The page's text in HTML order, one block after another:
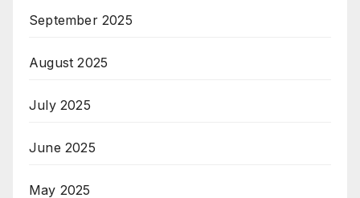
September 2025
August 2025
July 2025
June 2025
May 2025